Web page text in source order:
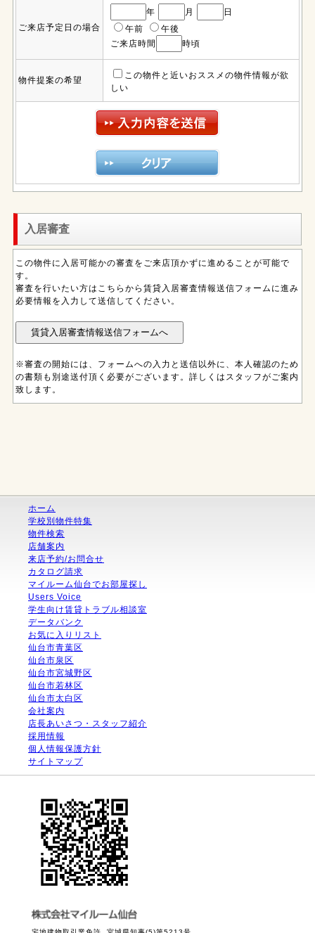
ご来店予定日の場合
年 月
日
午前
午後
ご来店時間
時頃
物件提案の希望
この物件と近いおススメの物件情報が欲
しい
入居審査
この物件に入居可能かの審査をご来店頂かずに進めることが可能で
す。
審査を行いたい方はこちらから賃貸入居審査情報送信フォームに進み
必要情報を入力して送信してください。
※審査の開始には、フォームへの入力と送信以外に、本人確認のため
の書類も別途送付頂く必要がございます。詳しくはスタッフがご案内
致します。
ホーム
学校別物件特集
物件検索
店舗案内
来店予約/お問合せ
カタログ請求
マイルーム仙台でお部屋探し
Users Voice
学生向け賃貸トラブル相談室
データバンク
お気に入りリスト
仙台市青葉区
仙台市泉区
仙台市宮城野区
仙台市若林区
仙台市太白区
会社案内
店長あいさつ・スタッフ紹介
採用情報
個人情報保護方針
サイトマップ